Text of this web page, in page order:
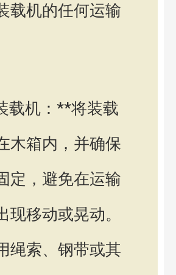
载机的任何运输
载机：**将装载
木箱内，并确保
定，避免在运输
现移动或晃动。
绳索、钢带或其